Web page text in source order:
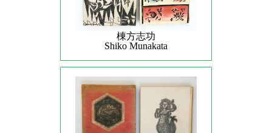
棟方志功
Shiko Munakata